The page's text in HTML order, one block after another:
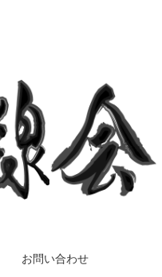
お問い合わせ